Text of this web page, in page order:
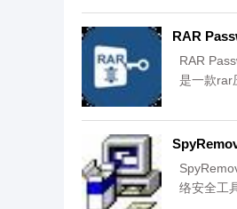
RAR
RAR
是一款rar
载。
络安全工